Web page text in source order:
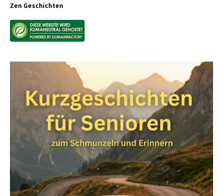
Zen Geschichten